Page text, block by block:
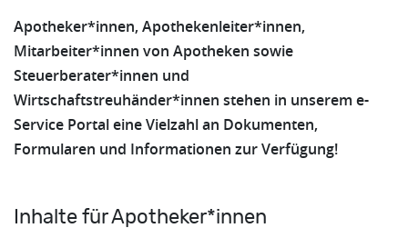
Apotheker*innen, Apothekenleiter*innen,
Mitarbeiter*innen von Apotheken sowie
Steuerberater*innen und
Wirtschaftstreuhänder*innen stehen in unserem e-
Service Portal eine Vielzahl an Dokumenten,
Formularen und Informationen zur Verfügung!
Inhalte für Apotheker*innen